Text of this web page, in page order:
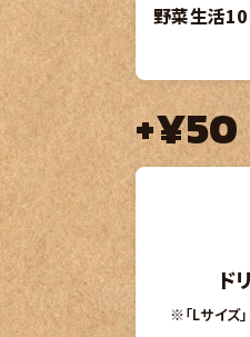
野菜生活
+¥50
ド
※「Lサイズ